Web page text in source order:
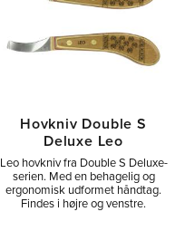
Hovkniv Double S
Deluxe Leo
Leo hovkniv fra Double S Deluxe-
serien. Med en behagelig og
ergonomisk udformet håndtag.
Findes i højre og venstre.